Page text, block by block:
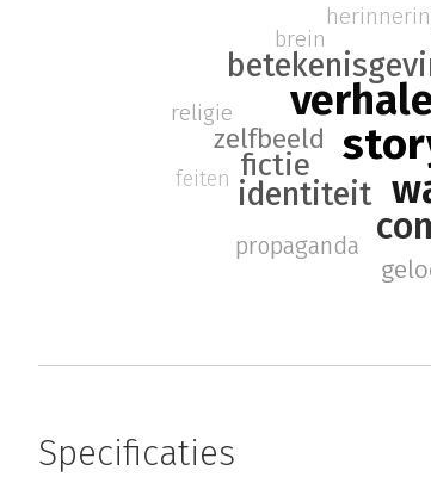
identiteit
fictie
zelfbeeld
propaganda
feiten
religie
brein
Specificaties